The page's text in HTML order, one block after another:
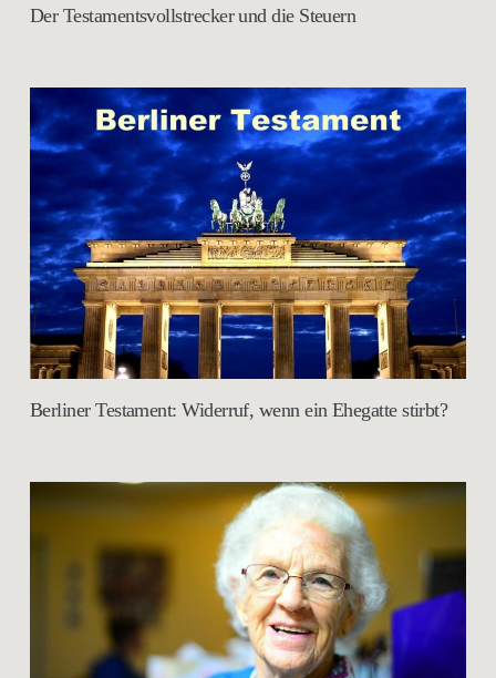
Der Testamentsvollstrecker und die Steuern
Berliner Testament: Widerruf, wenn ein Ehegatte stirbt?